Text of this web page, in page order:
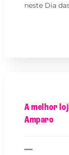
neste Dia
A melhor
Amparo